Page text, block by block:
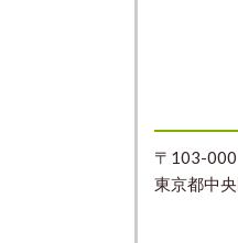
〒103-
東京都中